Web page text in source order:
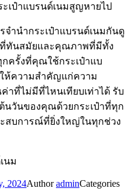
เป๋าแบรนด์เนมสูญหายไป
ำนำกระเป๋าแบรนด์เนมกันดู
ที่ทันสมัยและคุณภาพที่มีทั้ง
ครั้งที่คุณใช้กระเป๋าแบ
ห้ความสำคัญแก่ความ
าที่ไม่มีที่ไหนเทียบเท่าได้ รับ
นวันของคุณด้วยกระเป๋าที่ทุก
สบการณ์ที่ยิ่งใหญ่ในทุกช่วง
2024AuthoradminCategories